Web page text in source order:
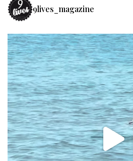
9lives_magazine